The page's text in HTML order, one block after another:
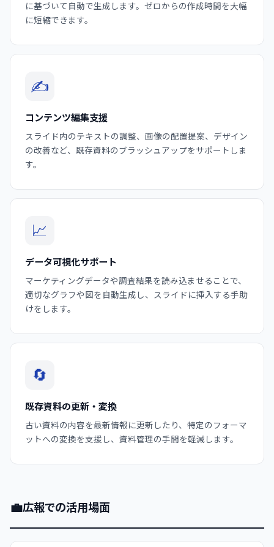
に基づいて自動で生成します。ゼロからの作成時間を大幅
に短縮できます。
✍️
コンテンツ編集支援
スライド内のテキストの調整、画像の配置提案、デザイン
の改善など、既存資料のブラッシュアップをサポートしま
す。
📈
データ可視化サポート
マーケティングデータや調査結果を読み込ませることで、
適切なグラフや図を自動生成し、スライドに挿入する手助
けをします。
🔄
既存資料の更新・変換
古い資料の内容を最新情報に更新したり、特定のフォーマ
ットへの変換を支援し、資料管理の手間を軽減します。
💼広報での活用場面